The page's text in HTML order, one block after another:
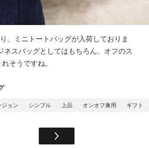
、ミニトートバッグが入荷しておりま
ネスバッグとしてはもちろん、オフのス
そうですね。
ジョン シンプル 上品 オンオフ兼用 ギフト